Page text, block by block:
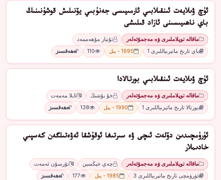
ئۈچ ۋىلايەت ئىنقىلابىي ئارمىيىسى جەنۇبىي يۆنىلىش قوشۇنىنىڭ
باي ناھىيىسىنى ئازاد قىلىشى
ماقالە توپلاملىرى ۋە مەجمۇئەلەر
تۇنياز مۇھەممەد
باي تارىخ ماتېرىياللىرى 1
1995 - يىل 110 ھەقسىز
ئۈچ ۋىلايەت ئىنقىلابىي بورتالادا
ماقالە توپلاملىرى ۋە مەجمۇئەلەر خۇ بۇشىڭ
ئابلا مەمەت
بورتالا تارىخ ماتېرىياللىرى 1
1990 - يىل 138 ھەقسىز
ئۈرۈمچىدىن دۆلەت ئىچى ۋە سىرتىغا ئوقۇشقا ئەۋەتىلگەن كەسپىي
خادىملار
ماقالە توپلاملىرى ۋە مەجمۇئەلەر چەي خېڭسېن
تۇرسۇن ئەمەت
ئۈرۈمچى تارىخ ماتېرىياللىرى 3
1985 - يىل 177 ھەقسىز